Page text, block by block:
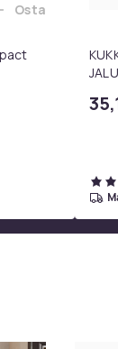
ostoskoriin
- Paras
Lisää Kärcher
Osta